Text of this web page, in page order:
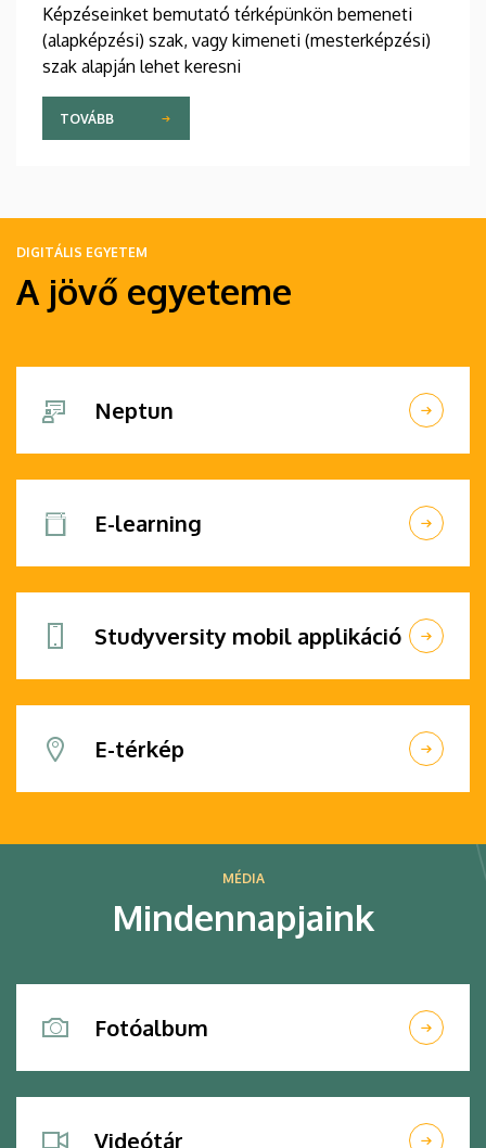
Képzéseinket bemutató térképünkön bemeneti
(alapképzési) szak, vagy kimeneti (mesterképzési)
szak alapján lehet keresni
TOVÁBB
DIGITÁLIS EGYETEM
A jövő egyeteme
Neptun
E-learning
Studyversity mobil applikáció
E-térkép
MÉDIA
Mindennapjaink
Fotóalbum
Videótár